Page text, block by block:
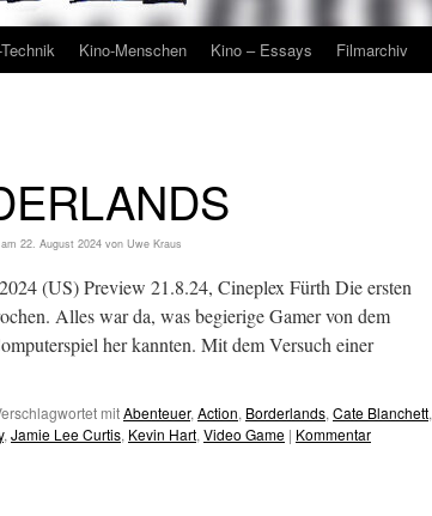
Kino-Menschen Kino – Essays Filmarchiv
22. August 2024 von Uwe Kraus
(US) Preview 21.8.24, Cineplex Fürth Die ersten
Alles war da, was begierige Gamer von dem
her kannten. Mit dem Versuch einer
mitAbenteuer, Action, Borderlands, Cate Blanchett,
, Jamie Lee Curtis, Kevin Hart, Video Game | Kommentar